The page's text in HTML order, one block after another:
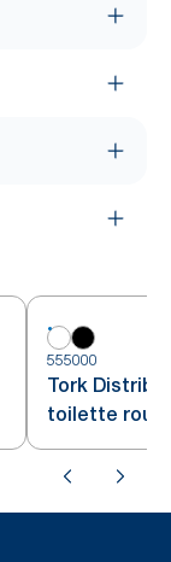
555000
Tork
toilette
blanc T2